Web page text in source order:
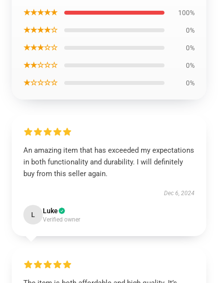
★★★★★ 100%
★★★★☆ 0%
★★★☆☆ 0%
★★☆☆☆ 0%
★☆☆☆☆ 0%
An amazing item that has exceeded my expectations
in both functionality and durability. I will definitely
buy from this seller again.
Dec 6, 2024
L Luke
Verified owner